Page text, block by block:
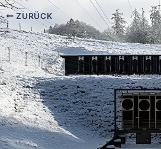
ZURÜCK